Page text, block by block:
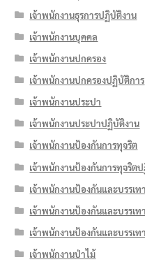
เจ้าพนักงานธุรการปฏิบัติงาน
เจ้าพนักงานบุคคล
เจ้าพนักงานปกครอง
เจ้าพนักงานปกครองปฏิบัติการ
เจ้าพนักงานประปา
เจ้าพนักงานประปาปฏิบัติงาน
เจ้าพนักงานป้องกันการทุจริต
เจ้าพนักงานป้องกันการทุจริต
เจ้าพนักงานป้องกันและบรรเ
เจ้าพนักงานป้องกันและบรรเ
เจ้าพนักงานป้องกันและบรรเ
เจ้าพนักงานป่าไม้